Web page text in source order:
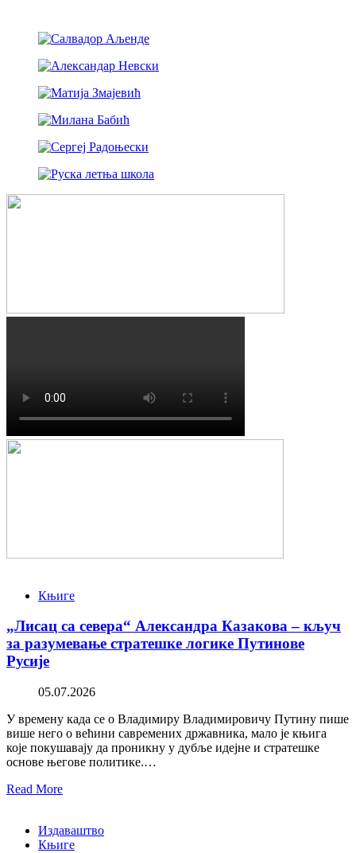
Књиге
„Лисац са севера“ Александра Казакова – кључ
за разумевање стратешке логике Путинове
Русије
05.07.2026
У времену када се о Владимиру Владимировичу Путину пише
више него о већини савремених државника, мало је књига
које покушавају да проникну у дубље идејне и стратешке
основе његове политике.…
Read More
Издаваштво
Књиге